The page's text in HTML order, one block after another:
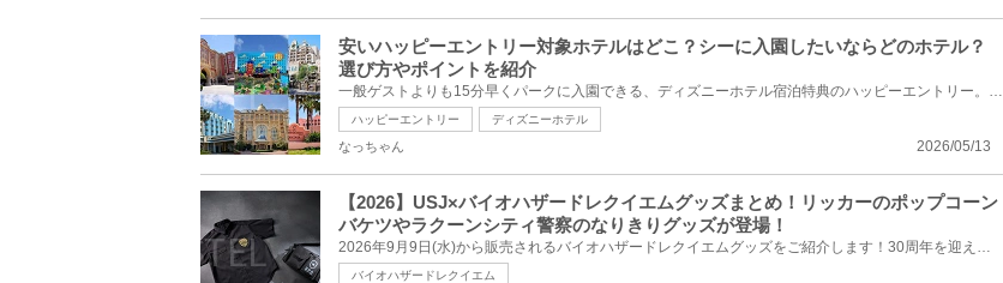
安いハッピーエントリー対象ホテルはどこ？シーに入園したいならどのホテル？
選び方やポイントを紹介
一般ゲストよりも15分早くパークに入園できる、ディズニーホテル宿泊特典のハッピーエントリー。この記...
ハッピーエントリー ディズニーホテル
2026/05/13
なっちゃん
【2026】USJ×バイオハザードレクイエムグッズまとめ！リッカーのポップコーン
バケツやラクーンシティ警察のなりきりグッズが登場！
2026年9月9日(水)から販売されるバイオハザードレクイエムグッズをご紹介します！30周年を迎えた「バイ...
バイオハザードレクイエム